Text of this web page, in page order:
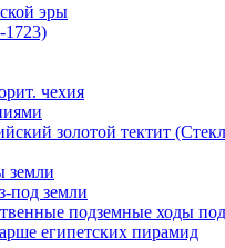
эры
1723)
чехия
золотой тектит
земли
под земли
подземные ходы
египетских пирамид